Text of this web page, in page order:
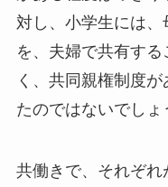
対し、小学生には、
を、夫婦で共有す
く、共同親権制度
たのではないでしょ
共働きで、それぞ